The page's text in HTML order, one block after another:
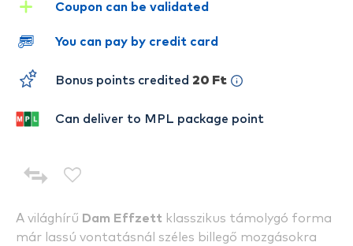
A világhírű Dam Effzett klasszikus támolygó forma
már lassú vontatásnál széles billegő mozgásokra
Coupon can be validated
You can pay by credit card
Bonus points credited 20 Ft
Can deliver to MPL package point